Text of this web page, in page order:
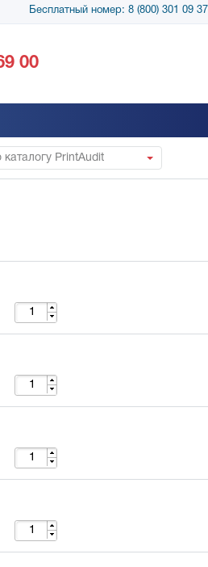
Бесплатный номер: 8 (800) 301 09 37
поставку SnapGene...
00
PrintAudit